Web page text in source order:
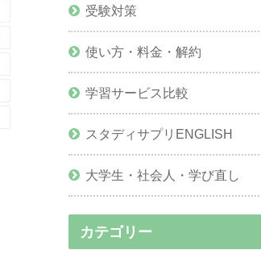
受験対策
使い方・料金・解約
学習サービス比較
スタディサプリENGLISH
大学生・社会人・学び直し
カテゴリー